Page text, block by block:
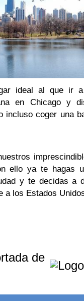
ideal al que ir
en Chicago y
incluso coger una
ello ya te hagas
y te decidas a
a los Estados
de